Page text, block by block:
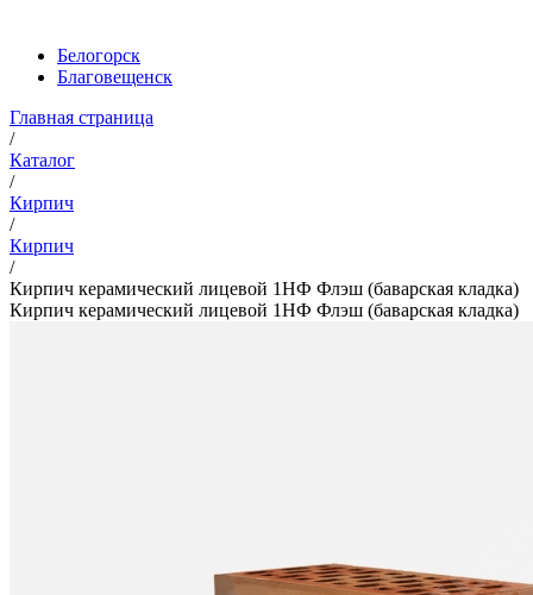
Белогорск
Благовещенск
Главная страница
/
Каталог
/
Кирпич
/
Кирпич
/
Кирпич керамический лицевой 1НФ Флэш (баварская кладка)
Кирпич керамический лицевой 1НФ Флэш (баварская кладка)